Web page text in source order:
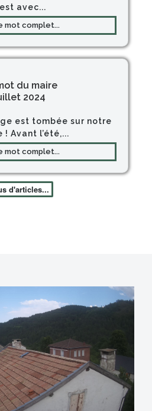
avec...
mot complet...
du maire
2024
est tombée sur notre
Avant l’été,...
mot complet...
d'articles...